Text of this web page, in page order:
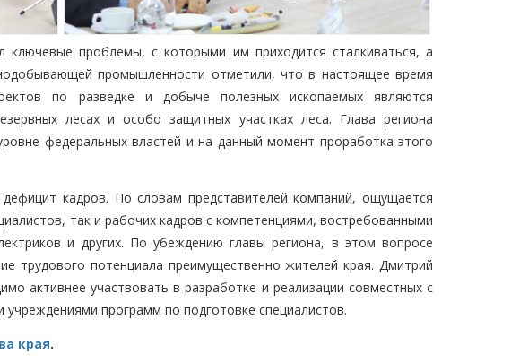
ключевые проблемы, с которыми им приходится сталкиваться, а
промышленности отметили, что в настоящее время
по разведке и добыче полезных ископаемых являются
лесах и особо защитных участках леса. Глава региона
федеральных властей и на данный момент проработка этого
кадров. По словам представителей компаний, ощущается
так и рабочих кадров с компетенциями, востребованными
и других. По убеждению главы региона, в этом вопросе
трудового потенциала преимущественно жителей края. Дмитрий
активнее участвовать в разработке и реализации совместных с
программ по подготовке специалистов.
края.